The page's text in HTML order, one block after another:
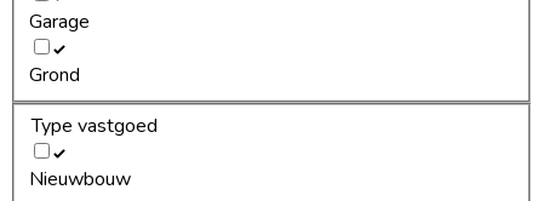
Garage
Grond
Type vastgoed
Nieuwbouw